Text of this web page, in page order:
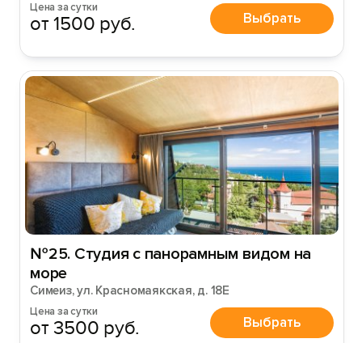
Цена за сутки
от 1500 руб. Выбрать
№25. Студия с панорамным видом на
море
Симеиз, ул. Красномаякская, д. 18Е
Цена за сутки
от 3500 руб. Выбрать